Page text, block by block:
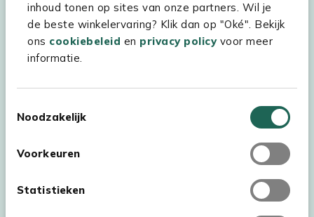
inhoud tonen op sites van onze partners. Wil je
de beste winkelervaring? Klik dan op "Oké". Bekijk
ons cookiebeleid en privacy policyvoor meer
informatie.
Noodzakelijk
Voorkeuren
Statistieken
Experience Stores XXL